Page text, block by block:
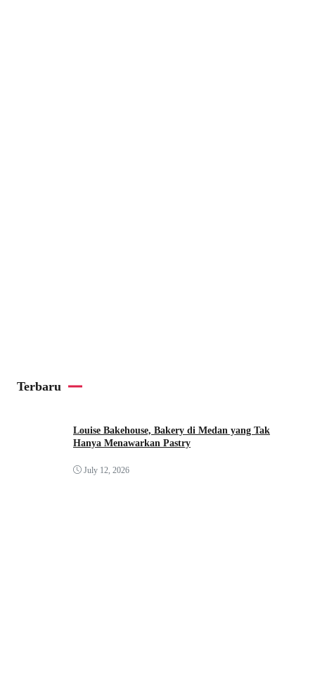
Terbaru
Louise Bakehouse, Bakery di Medan yang Tak
Hanya Menawarkan Pastry
July 12, 2026